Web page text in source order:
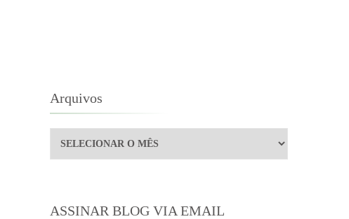
Arquivos
Arquivos
ASSINAR BLOG VIA EMAIL